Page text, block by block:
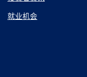
就业机会